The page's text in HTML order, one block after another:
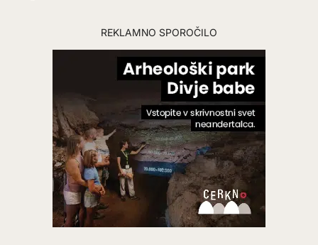
REKLAMNO SPOROČILO